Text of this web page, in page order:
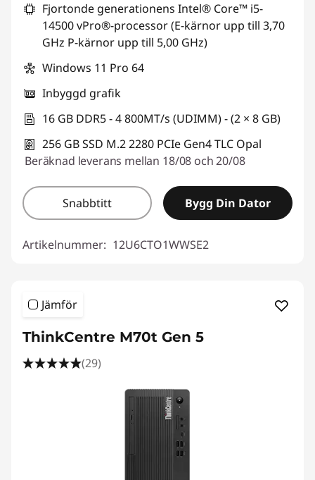
Fjortonde generationens Intel® Core™ i5-
14500 vPro®-processor (E-kärnor upp till 3,70
GHz P-kärnor upp till 5,00 GHz)
Windows 11 Pro 64
Inbyggd grafik
16 GB DDR5 - 4 800MT/s (UDIMM) - (2 × 8 GB)
256 GB SSD M.2 2280 PCIe Gen4 TLC Opal
Beräknad leverans mellan 18/08 och 20/08
Snabbtitt Bygg Din Dator
Artikelnummer: 12U6CTO1WWSE2
Jämför
ThinkCentre M70t Gen 5
(29)